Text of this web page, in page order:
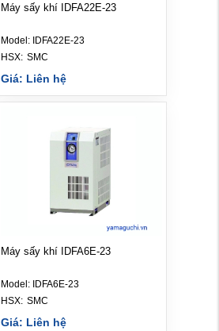
Máy sấy khí IDFA22E-23
Model: IDFA22E-23
HSX: SMC
Giá: Liên hệ
Máy sấy khí IDFA6E-23
Model: IDFA6E-23
HSX: SMC
Giá: Liên hệ